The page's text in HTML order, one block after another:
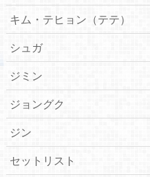
キム・テヒョン（テテ）
シュガ
ジミン
ジョングク
ジン
セットリスト